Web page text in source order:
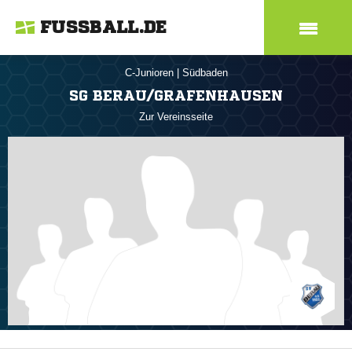
FUSSBALL.DE
C-Junioren Südbaden
SG BERAU/GRAFENHAUSEN
Zur Vereinsseite